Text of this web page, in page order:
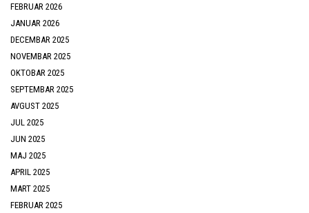
FEBRUAR 2026
JANUAR 2026
DECEMBAR 2025
NOVEMBAR 2025
OKTOBAR 2025
SEPTEMBAR 2025
AVGUST 2025
JUL 2025
JUN 2025
MAJ 2025
APRIL 2025
MART 2025
FEBRUAR 2025